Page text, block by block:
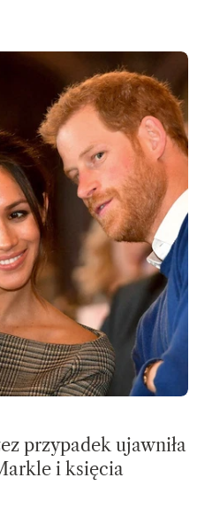
przypadek ujawniła
i księcia